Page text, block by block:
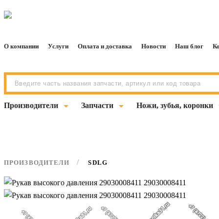
О компании Услуги Оплата и доставка Новости Наш блог
Производители arrow_drop_down Запчасти arrow_drop_down Ножи, зубья, коронки
ПРОИЗВОДИТЕЛИ SDLG